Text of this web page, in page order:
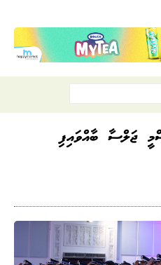
ޖަލްސާ ބާއްވައިފި